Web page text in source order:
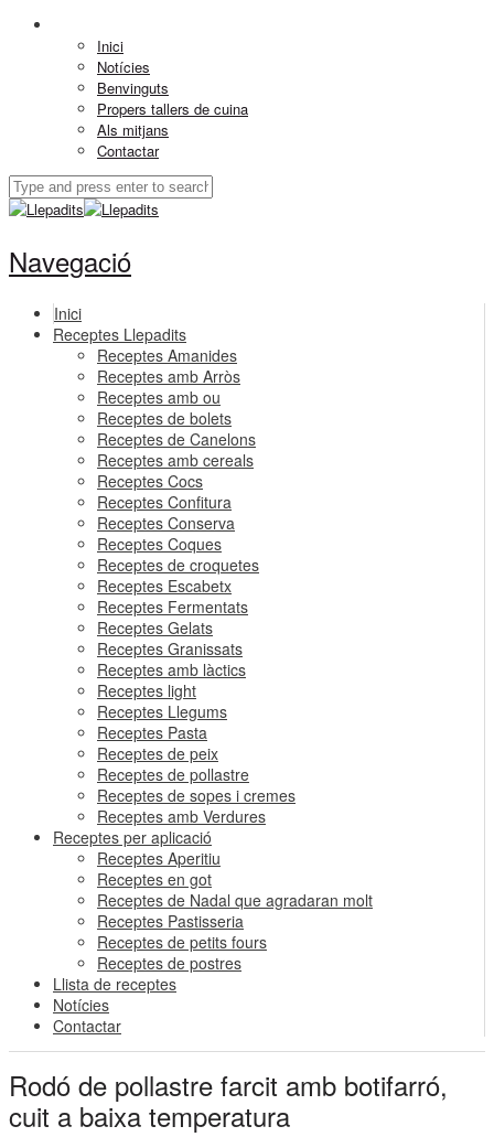
Inici
Notícies
Benvinguts
Propers tallers de cuina
Als mitjans
Contactar
Navegació
Inici
Receptes Llepadits
Receptes Amanides
Receptes amb Arròs
Receptes amb ou
Receptes de bolets
Receptes de Canelons
Receptes amb cereals
Receptes Cocs
Receptes Confitura
Receptes Conserva
Receptes Coques
Receptes de croquetes
Receptes Escabetx
Receptes Fermentats
Receptes Gelats
Receptes Granissats
Receptes amb làctics
Receptes light
Receptes Llegums
Receptes Pasta
Receptes de peix
Receptes de pollastre
Receptes de sopes i cremes
Receptes amb Verdures
Receptes per aplicació
Receptes Aperitiu
Receptes en got
Receptes de Nadal que agradaran molt
Receptes Pastisseria
Receptes de petits fours
Receptes de postres
Llista de receptes
Notícies
Contactar
Rodó de pollastre farcit amb botifarró,
cuit a baixa temperatura